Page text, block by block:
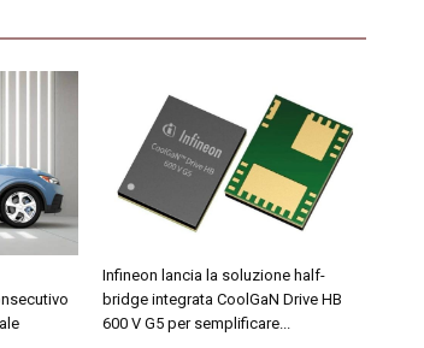
Infineon lancia la soluzione half-
bridge integrata CoolGaN Drive HB
600 V G5 per semplificare...